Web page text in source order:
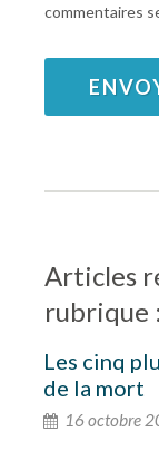
commentaires
Articles
rubrique :
Les cinq
de la mort
16 octobre